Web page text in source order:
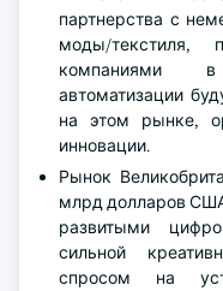
партнерства с
моды/текстиля,
компаниями
автоматизации
на этом рынке,
инновации.
Рынок
млрд долларов США
развитыми
сильной
спросом на